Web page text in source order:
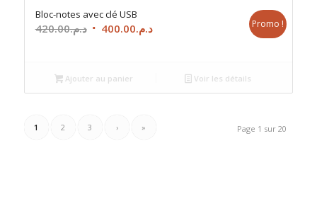
Bloc-notes avec clé USB
د.م.420.00
Le
était :
د.م.420.00.
د.م.400.00
Le
د.م.400.00.
Promo !
Ajouter au panier Voir les détails
Page 1 sur 20
1 2 3 › »